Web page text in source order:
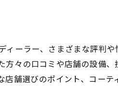
ィーラー、さまざまな評判や
方々の口コミや店舗の設備、
舗選びのポイント、コーテ